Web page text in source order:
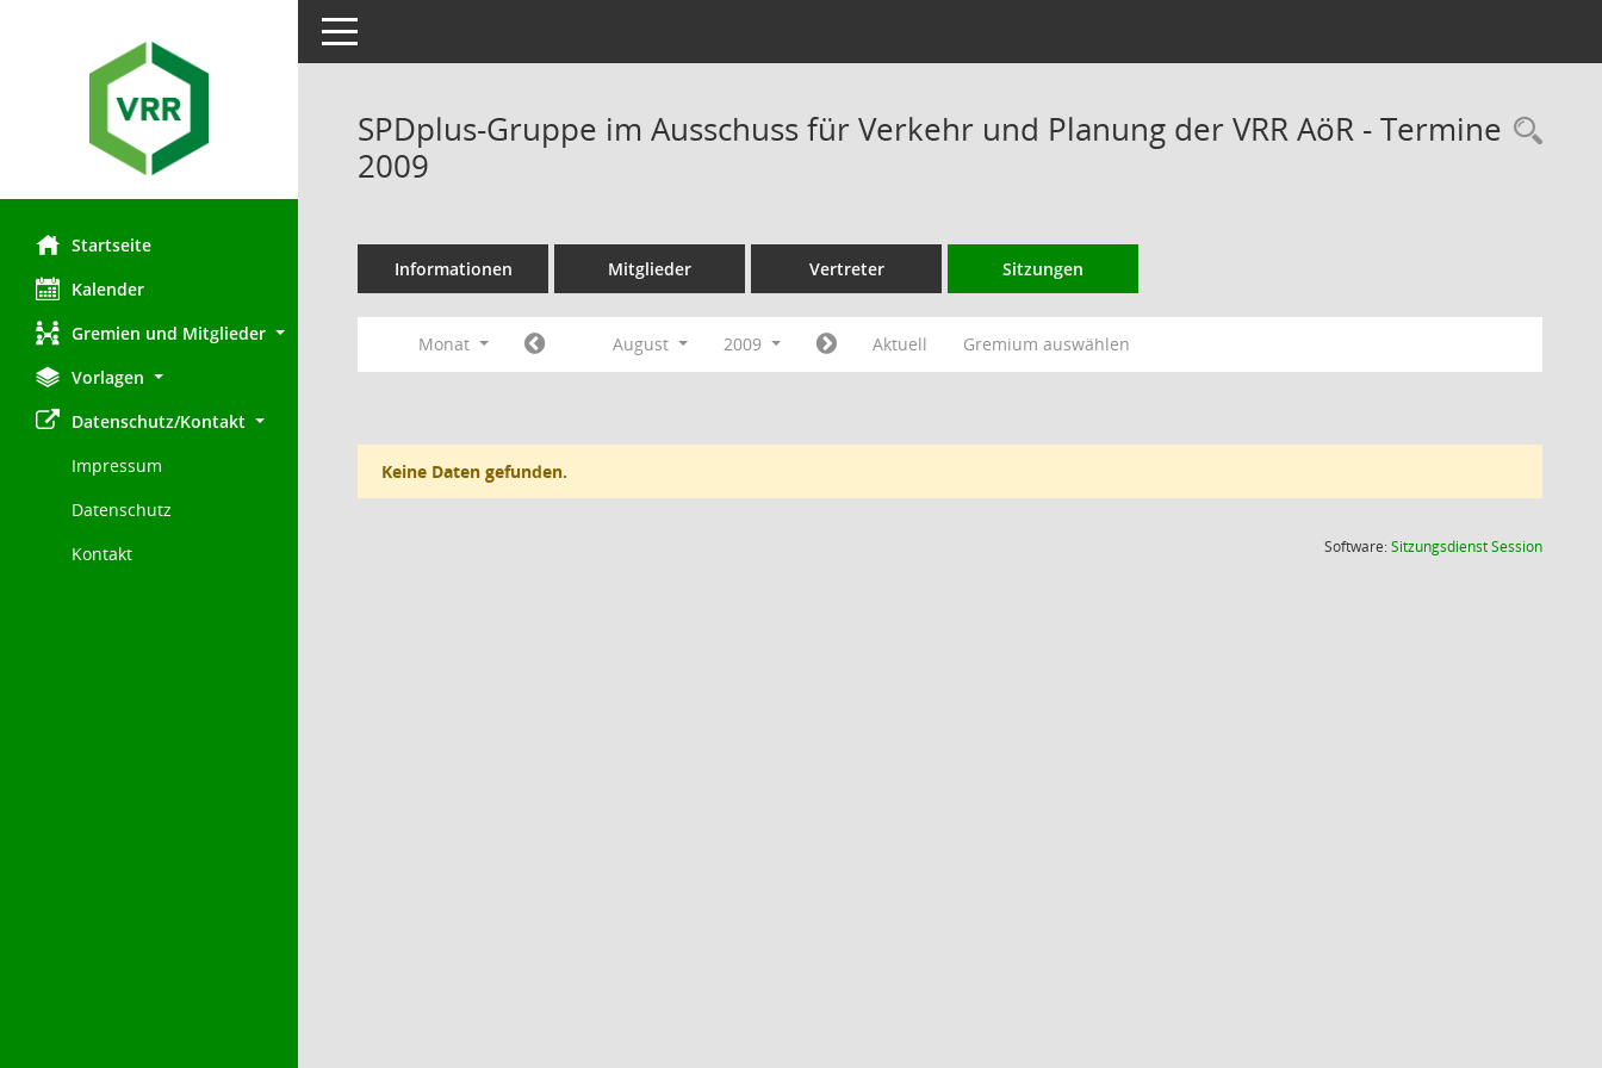
Startseite
Kalender
Gremien und Mitglieder
Vorlagen
Datenschutz/Kontakt
Impressum
Datenschutz
Kontakt
Toggle navigation
SPDplus-Gruppe im Ausschuss für Verkehr und Planung der VRR AöR - Termine
2009
Informationen Mitglieder Vertreter Sitzungen
Monat August 2009 Aktuell Gremium auswählen
Keine Daten gefunden.
Software:SitzungsdienstSession(Wird in